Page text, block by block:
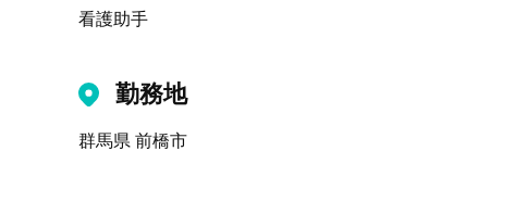
看護助手
勤務地
群馬県 前橋市